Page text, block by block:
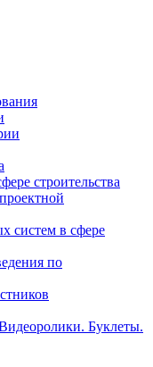
строительства
систем в сфере
по
Буклеты.